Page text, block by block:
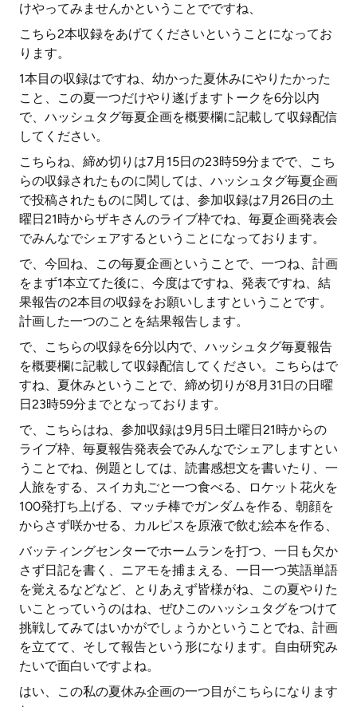
けやってみませんかということでですね、
こちら2本収録をあげてくださいということになってお
ります。
1本目の収録はですね、幼かった夏休みにやりたかった
こと、この夏一つだけやり遂げますトークを6分以内
で、ハッシュタグ毎夏企画を概要欄に記載して収録配信
してください。
こちらね、締め切りは7月15日の23時59分までで、こち
らの収録されたものに関しては、ハッシュタグ毎夏企画
で投稿されたものに関しては、参加収録は7月26日の土
曜日21時からザキさんのライブ枠でね、毎夏企画発表会
でみんなでシェアするということになっております。
で、今回ね、この毎夏企画ということで、一つね、計画
をまず1本立てた後に、今度はですね、発表ですね、結
果報告の2本目の収録をお願いしますということです。
計画した一つのことを結果報告します。
で、こちらの収録を6分以内で、ハッシュタグ毎夏報告
を概要欄に記載して収録配信してください。こちらはで
すね、夏休みということで、締め切りが8月31日の日曜
日23時59分までとなっております。
で、こちらはね、参加収録は9月5日土曜日21時からの
ライブ枠、毎夏報告発表会でみんなでシェアしますとい
うことでね、例題としては、読書感想文を書いたり、一
人旅をする、スイカ丸ごと一つ食べる、ロケット花火を
100発打ち上げる、マッチ棒でガンダムを作る、朝顔を
からさず咲かせる、カルピスを原液で飲む絵本を作る、
バッティングセンターでホームランを打つ、一日も欠か
さず日記を書く、ニアモを捕まえる、一日一つ英語単語
を覚えるなどなど、とりあえず皆様がね、この夏やりた
いことっていうのはね、ぜひこのハッシュタグをつけて
挑戦してみてはいかがでしょうかということでね、計画
を立てて、そして報告という形になります。自由研究み
たいで面白いですよね。
はい、この私の夏休み企画の一つ目がこちらになります